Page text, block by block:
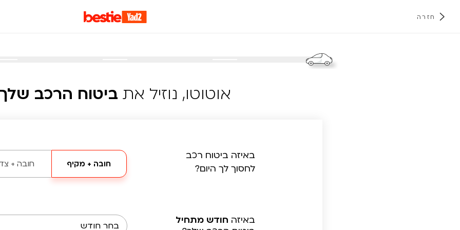
חזרה
אוטוטו, נוזיל את ביטוח הרכב
באיזה ביטוח רכב
לחסוך לך היום?
חובה + מקיף חובה +
באיזה חודש מתחיל